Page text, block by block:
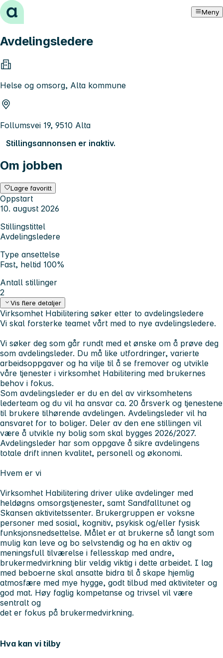
Hopp til innhold Meny
Avdelingsledere
Helse og omsorg, Alta kommune
Follumsvei 19, 9510 Alta
Stillingsannonsen er inaktiv.
Om jobben
Lagre favoritt
Oppstart
10. august 2026
Stillingstittel
Avdelingsledere
Type ansettelse
Fast, heltid 100%
Antall stillinger
2
Vis flere detaljer
Virksomhet Habilitering søker etter to avdelingsledere
Vi skal forsterke teamet vårt med to nye avdelingsledere.
Vi søker deg som går rundt med et ønske om å prøve deg
som avdelingsleder. Du må like utfordringer, varierte
arbeidsoppgaver og ha vilje til å se fremover og utvikle
våre tjenester i virksomhet Habilitering med brukernes
behov i fokus.
Som avdelingsleder er du en del av virksomhetens
lederteam og du vil ha ansvar ca. 20 årsverk og tjenestene
til brukere tilhørende avdelingen. Avdelingsleder vil ha
ansvaret for to boliger. Deler av den ene stillingen vil
være å utvikle ny bolig som skal bygges 2026/2027.
Avdelingsleder har som oppgave å sikre avdelingens
totale drift innen kvalitet, personell og økonomi.
Hvem er vi
Virksomhet Habilitering driver ulike avdelinger med
heldøgns omsorgstjenester, samt Sandfalltunet og
Skansen aktivitetssenter. Brukergruppen er voksne
personer med sosial, kognitiv, psykisk og/eller fysisk
funksjonsnedsettelse. Målet er at brukerne så langt som
mulig kan leve og bo selvstendig og ha en aktiv og
meningsfull tilværelse i fellesskap med andre,
brukermedvirkning blir veldig viktig i dette arbeidet. I lag
med beboerne skal ansatte bidra til å skape hjemlig
atmosfære med mye hygge, godt tilbud med aktiviteter og
god mat. Høy faglig kompetanse og trivsel vil være
sentralt og
det er fokus på brukermedvirkning.
Hva kan vi tilby